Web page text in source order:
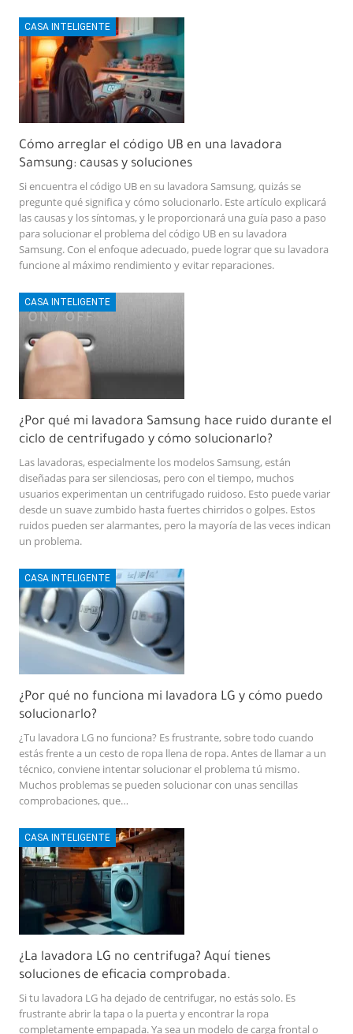
CASA INTELIGENTE
Cómo arreglar el código UB en una lavadora
Samsung: causas y soluciones
Si encuentra el código UB en su lavadora Samsung, quizás se
pregunte qué significa y cómo solucionarlo. Este artículo explicará
las causas y los síntomas, y le proporcionará una guía paso a paso
para solucionar el problema del código UB en su lavadora
Samsung. Con el enfoque adecuado, puede lograr que su lavadora
funcione al máximo rendimiento y evitar reparaciones.
CASA INTELIGENTE
¿Por qué mi lavadora Samsung hace ruido durante el
ciclo de centrifugado y cómo solucionarlo?
Las lavadoras, especialmente los modelos Samsung, están
diseñadas para ser silenciosas, pero con el tiempo, muchos
usuarios experimentan un centrifugado ruidoso. Esto puede variar
desde un suave zumbido hasta fuertes chirridos o golpes. Estos
ruidos pueden ser alarmantes, pero la mayoría de las veces indican
un problema.
CASA INTELIGENTE
¿Por qué no funciona mi lavadora LG y cómo puedo
solucionarlo?
¿Tu lavadora LG no funciona? Es frustrante, sobre todo cuando
estás frente a un cesto de ropa llena de ropa. Antes de llamar a un
técnico, conviene intentar solucionar el problema tú mismo.
Muchos problemas se pueden solucionar con unas sencillas
comprobaciones, que…
CASA INTELIGENTE
¿La lavadora LG no centrifuga? Aquí tienes
soluciones de eficacia comprobada.
Si tu lavadora LG ha dejado de centrifugar, no estás solo. Es
frustrante abrir la tapa o la puerta y encontrar la ropa
completamente empapada. Ya sea un modelo de carga frontal o